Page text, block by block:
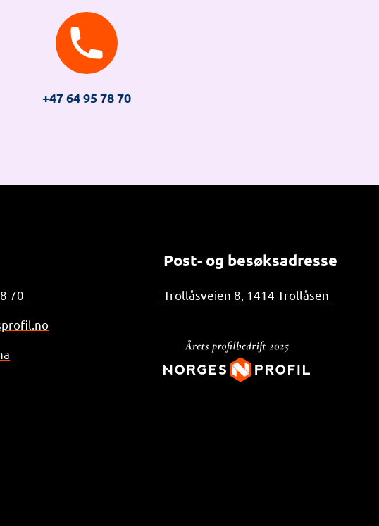
+47 64 95 78 70
70
Post- og besøksadresse
Trollåsveien 8, 1414 Trollåsen